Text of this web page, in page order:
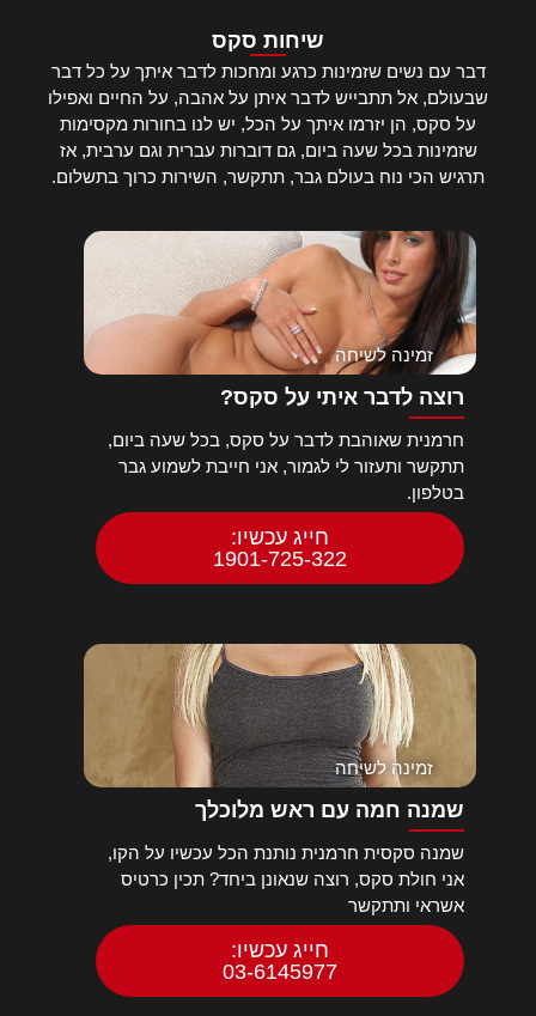
שיחות סקס
דבר עם נשים שזמינות כרגע ומחכות לדבר איתך על כל דבר
שבעולם, אל תתבייש לדבר איתן על אהבה, על החיים ואפילו
על סקס, הן יזרמו איתך על הכל, יש לנו בחורות מקסימות
שזמינות בכל שעה ביום, גם דוברות עברית וגם ערבית, אז
תרגיש הכי נוח בעולם גבר, תתקשר, השירות כרוך בתשלום.
זמינה לשיחה
רוצה לדבר איתי על סקס?
חרמנית שאוהבת לדבר על סקס, בכל שעה ביום,
תתקשר ותעזור לי לגמור, אני חייבת לשמוע גבר
בטלפון.
חייג עכשיו:
1901-725-322
זמינה לשיחה
שמנה חמה עם ראש מלוכלך
שמנה סקסית חרמנית נותנת הכל עכשיו על הקו,
אני חולת סקס, רוצה שנאונן ביחד? תכין כרטיס
אשראי ותתקשר
חייג עכשיו:
03-6145977